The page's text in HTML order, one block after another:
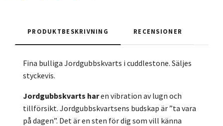
PRODUKTBESKRIVNING RECENSIONER
Fina bulliga Jordgubbskvarts i cuddlestone. Säljes
styckevis.
Jordgubbskvarts haren vibration av lugn och
tillförsikt. Jordgubbskvartsens budskap är ”ta vara
på dagen”. Det är en sten för dig som vill känna